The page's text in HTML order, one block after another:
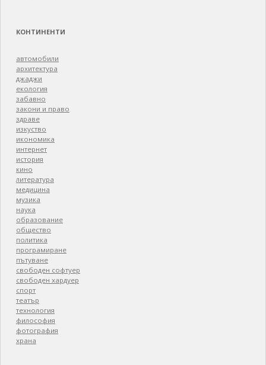
КОНТИНЕНТИ
автомобили
архитектура
джаджи
екология
забавно
закони и право
здраве
изкуство
икономика
интернет
история
кино
литература
медицина
музика
наука
образование
общество
политика
програмиране
пътуване
свободен софтуер
свободен хардуер
спорт
театър
технология
философия
фотография
храна